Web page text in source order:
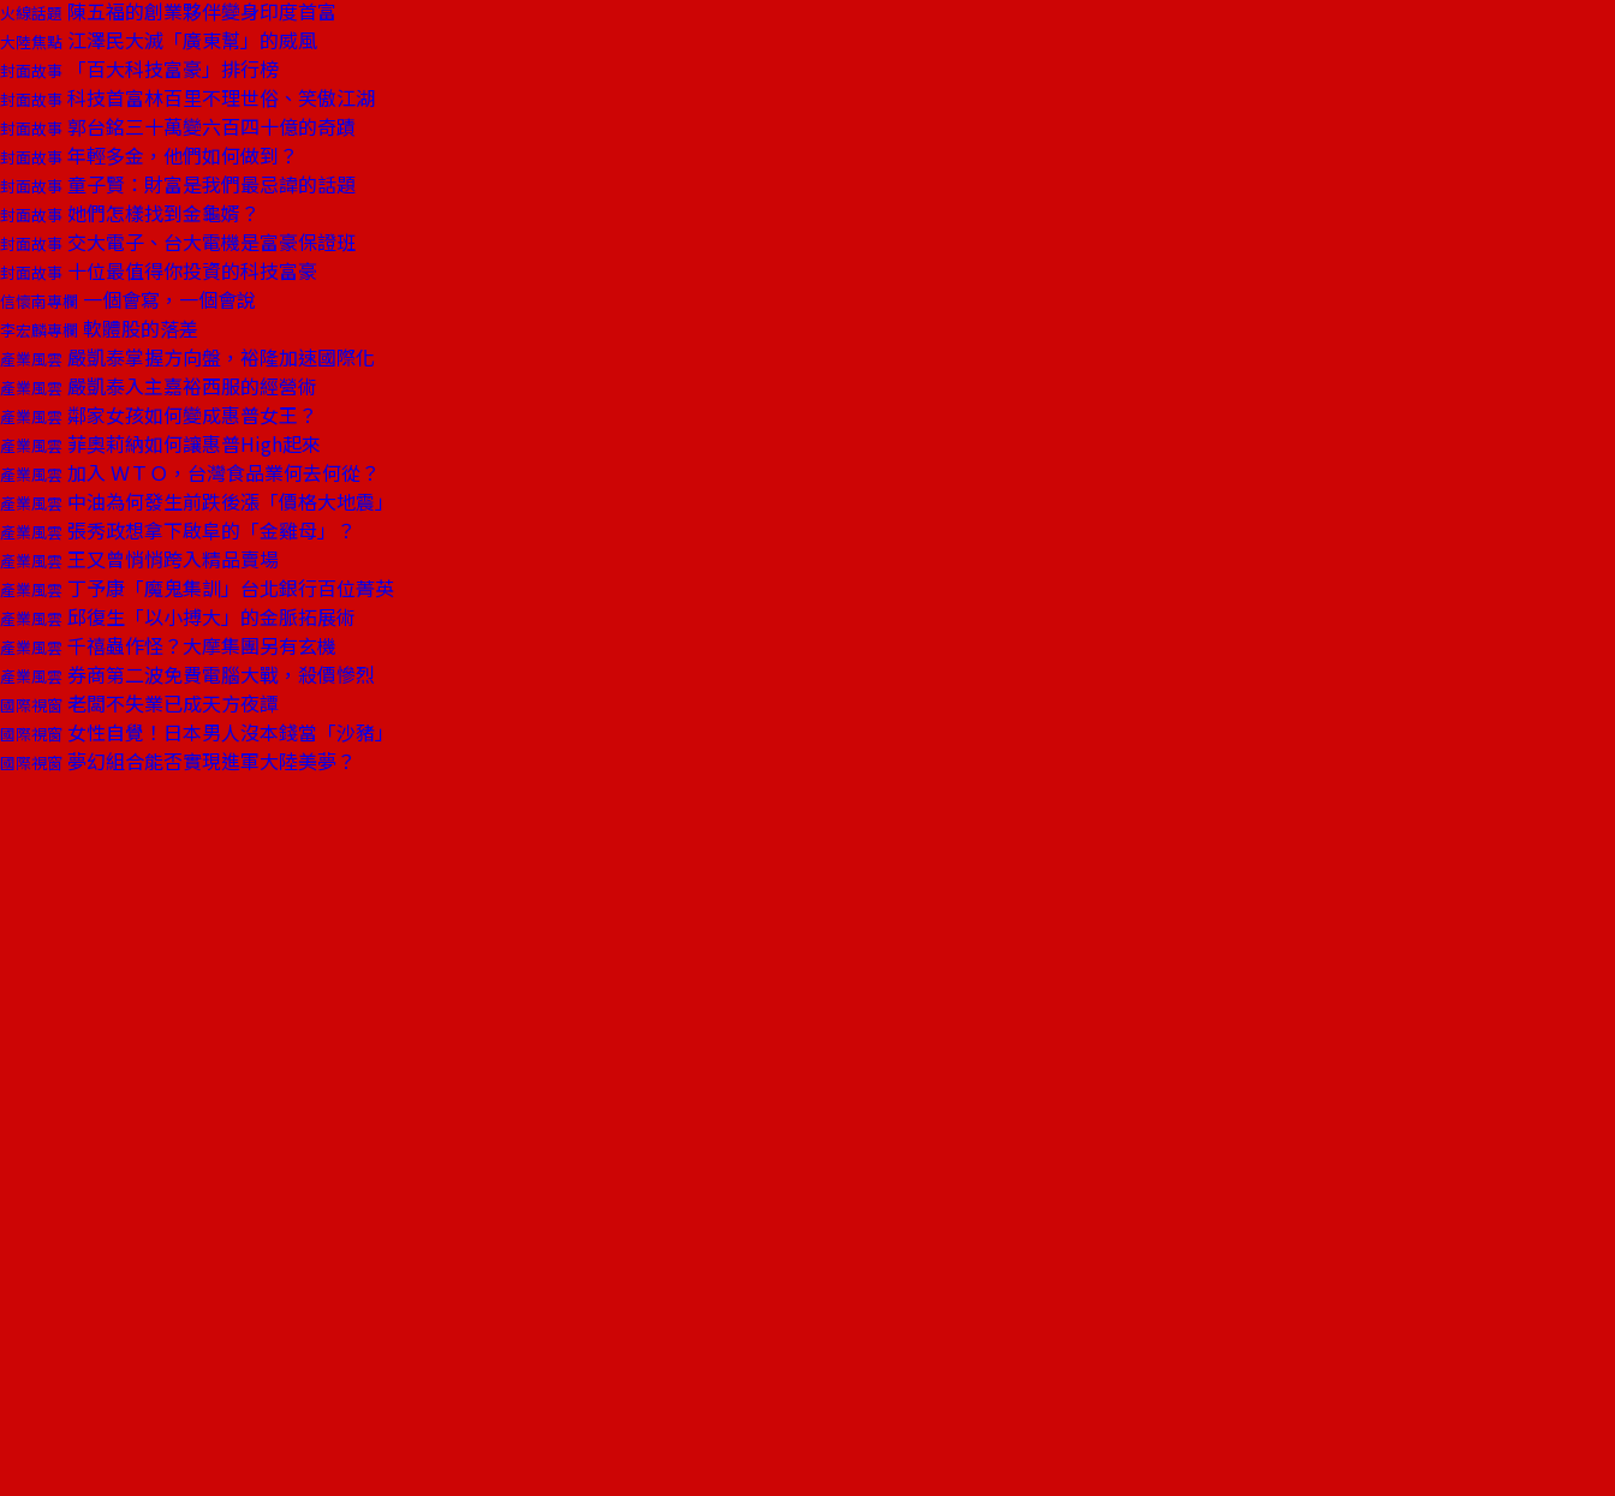
火線話題 陳五福的創業夥伴變身印度首富
大陸焦點 江澤民大滅「廣東幫」的威風
封面故事 「百大科技富豪」排行榜
封面故事 科技首富林百里不理世俗、笑傲江湖
封面故事 郭台銘三十萬變六百四十億的奇蹟
封面故事 年輕多金，他們如何做到？
封面故事 童子賢：財富是我們最忌諱的話題
封面故事 她們怎樣找到金龜婿？
封面故事 交大電子、台大電機是富豪保證班
封面故事 十位最值得你投資的科技富豪
信懷南專欄 一個會寫，一個會說
李宏麟專欄 軟體股的落差
產業風雲 嚴凱泰掌握方向盤，裕隆加速國際化
產業風雲 嚴凱泰入主嘉裕西服的經營術
產業風雲 鄰家女孩如何變成惠普女王？
產業風雲 菲奧莉納如何讓惠普High起來
產業風雲 加入 ＷＴＯ，台灣食品業何去何從？
產業風雲 中油為何發生前跌後漲「價格大地震」
產業風雲 張秀政想拿下啟阜的「金雞母」？
產業風雲 王又曾悄悄跨入精品賣場
產業風雲 丁予康「魔鬼集訓」台北銀行百位菁英
產業風雲 邱復生「以小搏大」的金脈拓展術
產業風雲 千禧蟲作怪？大摩集團另有玄機
產業風雲 券商第二波免費電腦大戰，殺價慘烈
國際視窗 老闆不失業已成天方夜譚
國際視窗 女性自覺！日本男人沒本錢當「沙豬」
國際視窗 夢幻組合能否實現進軍大陸美夢？